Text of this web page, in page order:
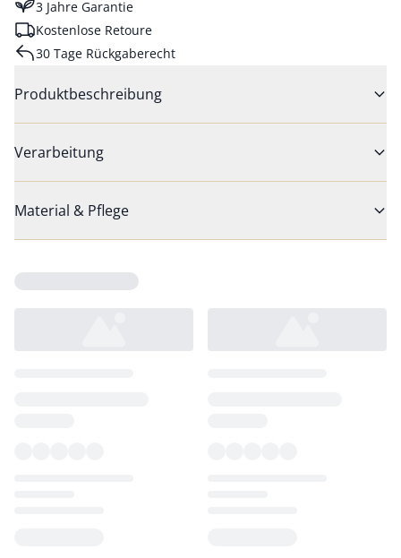
3 Jahre Garantie
Kostenlose Retoure
30 Tage Rückgaberecht
Produktbeschreibung
Verarbeitung
Material & Pflege